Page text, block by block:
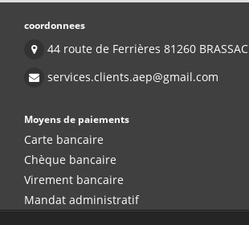
coordonnees
44 route de Ferrières 81260 BRASSAC
services.clients.aep@gmail.com
Moyens de paiements
Carte bancaire
Chèque bancaire
Virement bancaire
Mandat administratif